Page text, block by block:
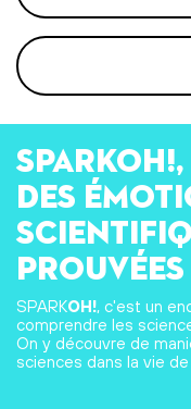
SPARKOH!,
des
prouvées
SPARKOH!, c'est un
comprendre les
On y découvre de
sciences dans la vie